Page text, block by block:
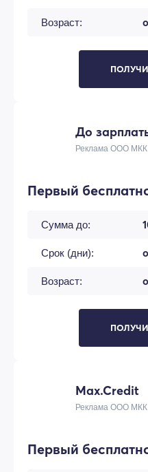
Возраст:
До
Реклама ООО
Первый
Сумма до:
Срок (дни):
Возраст:
Max.Credit
Реклама ООО МКК
Первый